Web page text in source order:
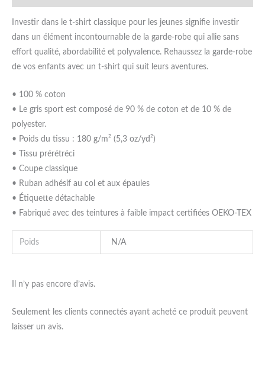
Investir dans le t-shirt classique pour les jeunes signifie investir
dans un élément incontournable de la garde-robe qui allie sans
effort qualité, abordabilité et polyvalence. Rehaussez la garde-robe
de vos enfants avec un t-shirt qui suit leurs aventures.
• 100 % coton
• Le gris sport est composé de 90 % de coton et de 10 % de
polyester.
• Poids du tissu : 180 g/m² (5,3 oz/yd²)
• Tissu prérétréci
• Coupe classique
• Ruban adhésif au col et aux épaules
• Étiquette détachable
• Fabriqué avec des teintures à faible impact certifiées OEKO-TEX
Poids N/A
Il n’y pas encore d’avis.
Seulement les clients connectés ayant acheté ce produit peuvent
laisser un avis.